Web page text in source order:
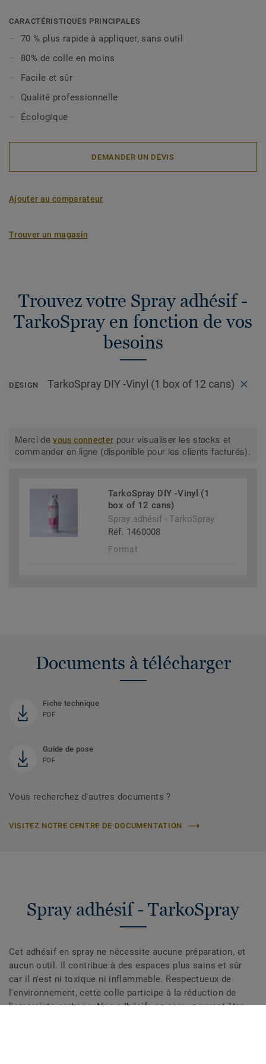
revêtements de sol en vinyle.
CARACTÉRISTIQUES PRINCIPALES
70 % plus rapide à appliquer, sans outil
80% de colle en moins
Facile et sûr
Qualité professionnelle
Écologique
DEMANDER UN DEVIS
Ajouter au comparateur
Trouver un magasin
Trouvez votre Spray adhésif -
TarkoSpray en fonction de vos
besoins
DESIGN TarkoSpray DIY -Vinyl (1 box of 12 cans)
Merci devous connecter pour visualiser les stocks et
commander en ligne (disponible pour les clients facturés).
TarkoSpray DIY -Vinyl (1
box of 12 cans)
Spray adhésif - TarkoSpray
Réf. 1460008
Format
Documents à télécharger
Fiche technique
PDF
Guide de pose
PDF
Vous recherchez d'autres documents ?
VISITEZ NOTRE CENTRE DE DOCUMENTATION
Spray adhésif - TarkoSpray
Cet adhésif en spray ne nécessite aucune préparation, et
aucun outil. Il contribue à des espaces plus sains et sûr
car il n'est ni toxique ni inflammable. Respectueux de
l'environnement, cette colle participe à la réduction de
l'empreinte carbone. Nos adhésifs en spray peuvent être